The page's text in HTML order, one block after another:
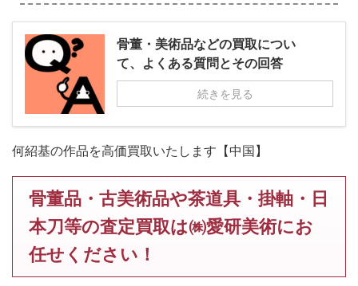
骨董・美術品などの買取につい
て、よくある質問とその回答
続きを見る
何紹基の作品を高価買取いたします【中国】
骨董品・古美術品や茶道具・掛軸・日
本刀等の査定買取は㈱愛研美術にお
任せください！